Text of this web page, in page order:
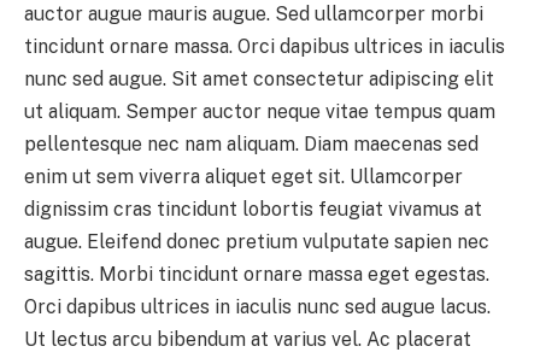
auctor augue mauris augue. Sed ullamcorper morbi
tincidunt ornare massa. Orci dapibus ultrices in iaculis
nunc sed augue. Sit amet consectetur adipiscing elit
ut aliquam. Semper auctor neque vitae tempus quam
pellentesque nec nam aliquam. Diam maecenas sed
enim ut sem viverra aliquet eget sit. Ullamcorper
dignissim cras tincidunt lobortis feugiat vivamus at
augue. Eleifend donec pretium vulputate sapien nec
sagittis. Morbi tincidunt ornare massa eget egestas.
Orci dapibus ultrices in iaculis nunc sed augue lacus.
Ut lectus arcu bibendum at varius vel. Ac placerat